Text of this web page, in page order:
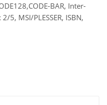
BAR, Inter-
5, MSI/PLESSER, ISBN,